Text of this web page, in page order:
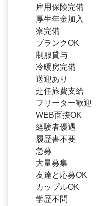
雇用保険完備
厚生年金加入
寮完備
ブランクOK
制服貸与
冷暖房完備
送迎あり
赴任旅費支給
フリーター歓迎
WEB面接OK
経験者優遇
履歴書不要
急募
大量募集
友達と応募OK
カップルOK
学歴不問